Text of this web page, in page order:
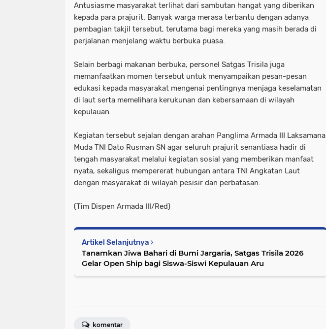
Antusiasme masyarakat terlihat dari sambutan hangat yang diberikan
kepada para prajurit. Banyak warga merasa terbantu dengan adanya
pembagian takjil tersebut, terutama bagi mereka yang masih berada di
perjalanan menjelang waktu berbuka puasa.
Selain berbagi makanan berbuka, personel Satgas Trisila juga
memanfaatkan momen tersebut untuk menyampaikan pesan-pesan
edukasi kepada masyarakat mengenai pentingnya menjaga keselamatan
di laut serta memelihara kerukunan dan kebersamaan di wilayah
kepulauan.
Kegiatan tersebut sejalan dengan arahan Panglima Armada III Laksamana
Muda TNI Dato Rusman SN agar seluruh prajurit senantiasa hadir di
tengah masyarakat melalui kegiatan sosial yang memberikan manfaat
nyata, sekaligus mempererat hubungan antara TNI Angkatan Laut
dengan masyarakat di wilayah pesisir dan perbatasan.
(Tim Dispen Armada III/Red)
Artikel Selanjutnya
Tanamkan Jiwa Bahari di Bumi Jargaria, Satgas Trisila 2026
Gelar Open Ship bagi Siswa-Siswi Kepulauan Aru
komentar